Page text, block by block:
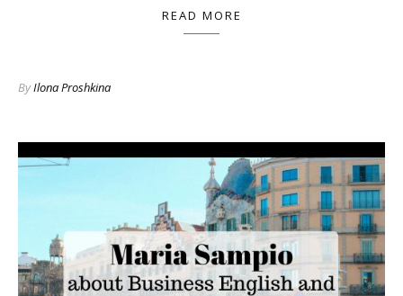
READ MORE
ByIlona Proshkina